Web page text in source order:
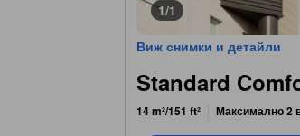
1/1
Виж снимки и детайли
Standard
14 m²/151 ft² Максимално 2